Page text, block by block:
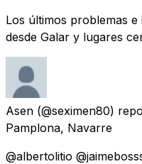
Los últimos problemas
desde Galar y lugares
Asen (@seximen80)
Pamplona, Navarre
@albertolitio